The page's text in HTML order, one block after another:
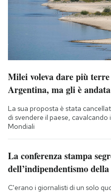
Milei voleva dare più
Argentina, ma gli è
La sua proposta è stata
di svendere il paese,
Mondiali
La conferenza stampa
dell’indipendentismo
C'erano i giornalisti di un solo